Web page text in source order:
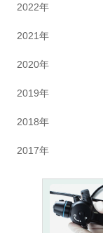
2022年
2021年
2020年
2019年
2018年
2017年